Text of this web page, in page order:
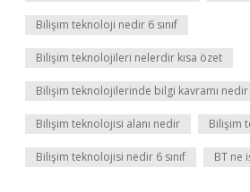
Bilişim teknoloji nedir 6 sınıf
Bilişim teknolojileri nelerdir kısa özet
Bilişim teknolojilerinde bilgi kavramı nedir
Bilişim teknolojisi alanı nedir Bilişim
Bilişim teknolojisi nedir 6 sınıf BT ne